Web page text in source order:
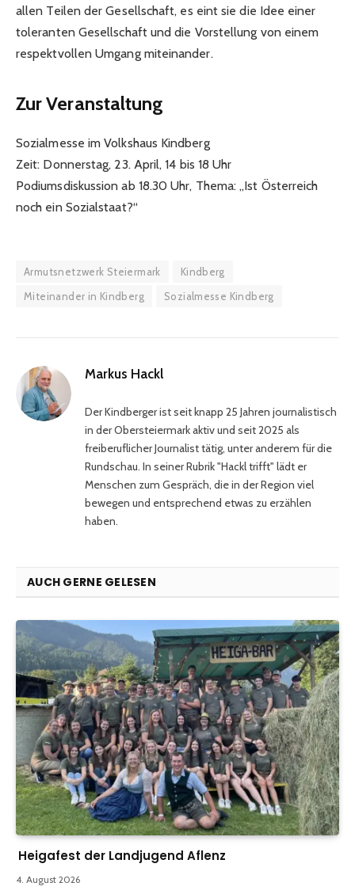
allen Teilen der Gesellschaft, es eint sie die Idee einer
toleranten Gesellschaft und die Vorstellung von einem
respektvollen Umgang miteinander.
Zur Veranstaltung
Sozialmesse im Volkshaus Kindberg
Zeit: Donnerstag, 23. April, 14 bis 18 Uhr
Podiumsdiskussion ab 18.30 Uhr, Thema: „Ist Österreich
noch ein Sozialstaat?“
Armutsnetzwerk Steiermark
Kindberg
Miteinander in Kindberg
Sozialmesse Kindberg
Markus Hackl
Der Kindberger ist seit knapp 25 Jahren journalistisch
in der Obersteiermark aktiv und seit 2025 als
freiberuflicher Journalist tätig, unter anderem für die
Rundschau. In seiner Rubrik "Hackl trifft" lädt er
Menschen zum Gespräch, die in der Region viel
bewegen und entsprechend etwas zu erzählen
haben.
AUCH GERNE GELESEN
Heigafest der Landjugend Aflenz
4. August 2026